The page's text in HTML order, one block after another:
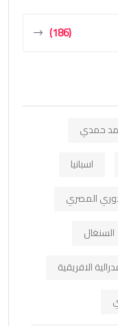
(186)
حمدي
اسبانيا
المصري
السنغال
الافريقية